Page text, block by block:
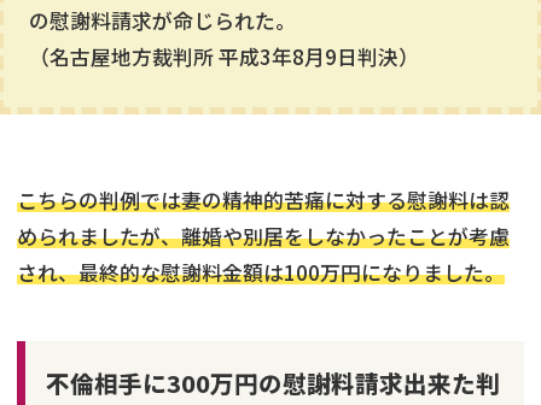
の慰謝料請求が命じられた。
（名古屋地方裁判所 平成3年8月9日判決）
こちらの判例では妻の精神的苦痛に対する慰謝料は認
められましたが、離婚や別居をしなかったことが考慮
され、最終的な慰謝料金額は100万円になりました。
不倫相手に300万円の慰謝料請求出来た判